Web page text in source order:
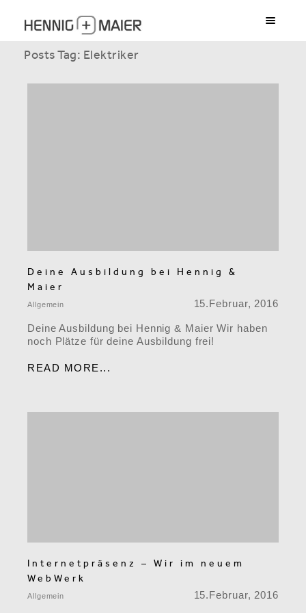
Posts Tag: Elektriker
Deine Ausbildung bei Hennig &
Maier
15.Februar, 2016
Allgemein
Deine Ausbildung bei Hennig & Maier Wir haben
noch Plätze für deine Ausbildung frei!
READ MORE...
Internetpräsenz – Wir im neuem
WebWerk
15.Februar, 2016
Allgemein